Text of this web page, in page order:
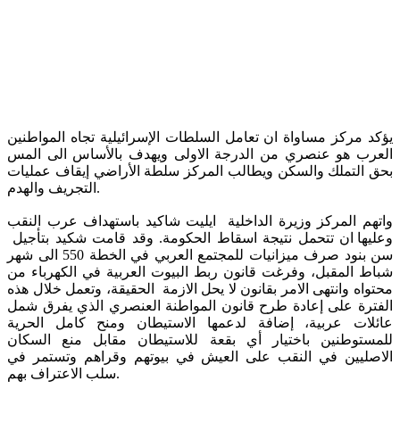
يؤكد مركز مساواة ان تعامل السلطات الإسرائيلية تجاه المواطنين
العرب هو عنصري من الدرجة الاولى ويهدف بالأساس الى المس
بحق التملك والسكن ويطالب المركز سلطة الأراضي إيقاف عمليات
التجريف والهدم.
واتهم المركز وزيرة الداخلية ايليت شاكيد باستهداف عرب النقب
وعليها ان تتحمل نتيجة اسقاط الحكومة. وقد قامت شكيد بتأجيل
سن بنود صرف ميزانيات للمجتمع العربي في الخطة 550 الى شهر
شباط المقبل، وفرغت قانون ربط البيوت العربية في الكهرباء من
محتواه وانتهى الامر بقانون لا يحل الازمة الحقيقة، وتعمل خلال هذه
الفترة على إعادة طرح قانون المواطنة العنصري الذي يفرق شمل
عائلات عربية، إضافة لدعمها الاستيطان ومنح كامل الحرية
للمستوطنين باختيار أي بقعة للاستيطان مقابل منع السكان
الاصليين في النقب على العيش في بيوتهم وقراهم وتستمر في
سلب الاعتراف بهم.